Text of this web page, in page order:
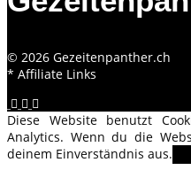
© 2026 Gezeitenpanther.ch
* Affiliate Links
Diese Website benutzt
Analytics. Wenn du die
deinem Einverständnis aus.